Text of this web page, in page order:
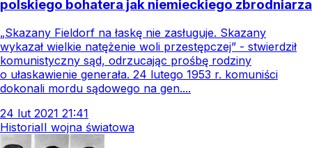
polskiego bohatera jak niemieckiego zbrodniarza
„Skazany Fieldorf na łaskę nie zasługuje. Skazany
wykazał wielkie natężenie woli przestępczej” - stwierdził
komunistyczny sąd, odrzucając prośbę rodziny
o ułaskawienie generała. 24 lutego 1953 r. komuniści
dokonali mordu sądowego na gen....
24 lut 2021 21:41
HistoriaII wojna światowa